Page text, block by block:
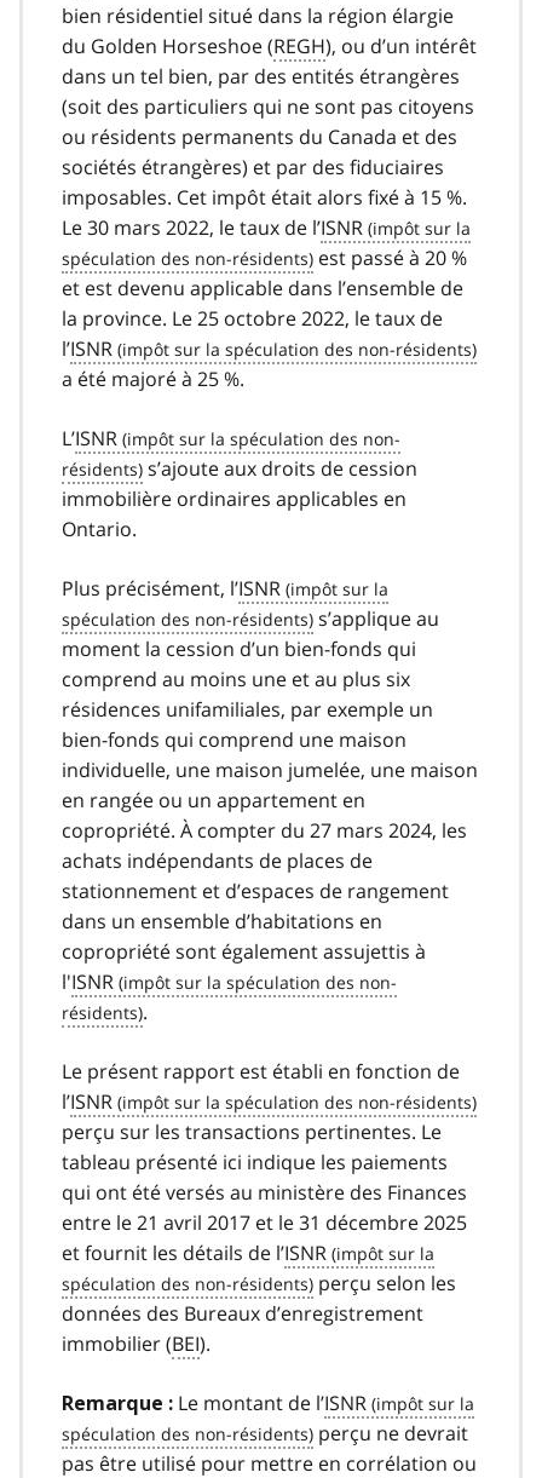
bien résidentiel situé dans la région élargie
du Golden Horseshoe (REGH), ou d’un intérêt
dans un tel bien, par des entités étrangères
(soit des particuliers qui ne sont pas citoyens
ou résidents permanents du Canada et des
sociétés étrangères) et par des fiduciaires
imposables. Cet impôt était alors fixé à 15 %.
Le 30 mars 2022, le taux de l’ISNR
est passé à 20 %
et est devenu applicable dans l’ensemble de
la province. Le 25 octobre 2022, le taux de
l’ISNR
a été majoré à 25 %.
L’ISNR
s’ajoute aux droits de cession
immobilière ordinaires applicables en
Ontario.
Plus précisément, l’ISNR
s’applique au
moment la cession d’un bien-fonds qui
comprend au moins une et au plus six
résidences unifamiliales, par exemple un
bien-fonds qui comprend une maison
individuelle, une maison jumelée, une maison
en rangée ou un appartement en
copropriété. À compter du 27 mars 2024, les
achats indépendants de places de
stationnement et d’espaces de rangement
dans un ensemble d’habitations en
copropriété sont également assujettis à
l'ISNR
.
Le présent rapport est établi en fonction de
l’ISNR
perçu sur les transactions pertinentes. Le
tableau présenté ici indique les paiements
qui ont été versés au ministère des Finances
entre le 21 avril 2017 et le 31 décembre 2025
et fournit les détails de l’ISNR
perçu selon les
données des Bureaux d’enregistrement
immobilier (BEI).
Remarque : Le montant de l’ISNR
perçu ne devrait
pas être utilisé pour mettre en corrélation ou